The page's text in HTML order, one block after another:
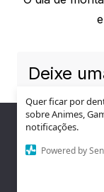
Quer ficar por
sobre Animes,
notificações.
Powered by
Deixe
Nós utilizamos
experiência em